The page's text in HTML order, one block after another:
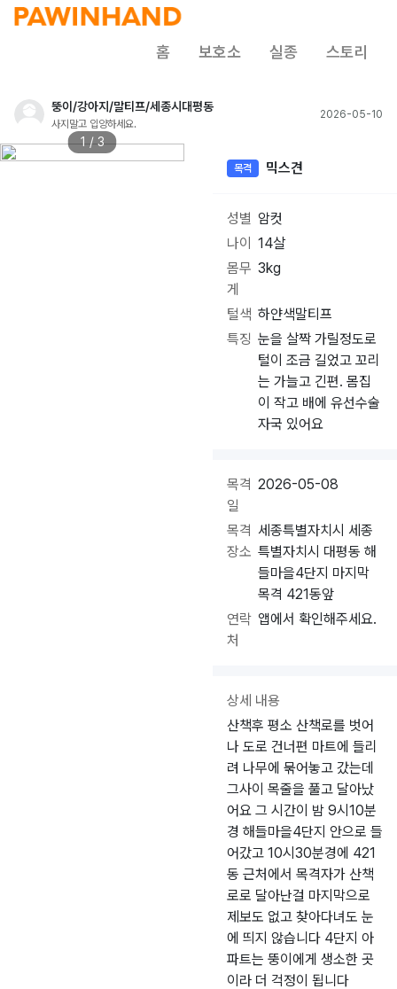
홈 보호소 실종 스토리
뚱이/강아지/말티프/세종시대평동
사지말고 입양하세요.
2026-05-10
1 / 3
목격 믹스견
성별 암컷
나이
14살
몸무
게
3kg
털색 하얀색말티프
특징 눈을 살짝 가릴정도로
털이 조금 길었고 꼬리
는 가늘고 긴편. 몸집
이 작고 배에 유선수술
자국 있어요
목격
일
2026-05-08
목격
장소
세종특별자치시 세종
특별자치시 대평동 해
들마을4단지 마지막
목격 421동앞
연락
처
앱에서 확인해주세요.
상세 내용
산책후 평소 산책로를 벗어
나 도로 건너편 마트에 들리
려 나무에 묶어놓고 갔는데
그사이 목줄을 풀고 달아났
어요 그 시간이 밤 9시10분
경 해들마을4단지 안으로 들
어갔고 10시30분경에 421
동 근처에서 목격자가 산책
로로 달아난걸 마지막으로
제보도 없고 찾아다녀도 눈
에 띄지 않습니다 4단지 아
파트는 뚱이에게 생소한 곳
이라 더 걱정이 됩니다